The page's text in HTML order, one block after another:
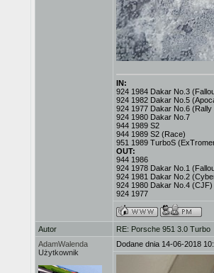
IN:
924 1984 Dakar No.3
924 1982 Dakar No.5
924 1977 Dakar No.6
924 1980 Dakar No.7
944 1989 S2
944 1989 S2 (Race)
951 1989 TurboS
OUT:
944 1986
924 1978 Dakar No.1
924 1981 Dakar No.2
924 1980 Dakar No.4 (CJF)
924 1977
Autor
RE: Porsche 951 3.0 Turbo
AdamWalenda
Użytkownik
Dodane dnia 14-06-2018